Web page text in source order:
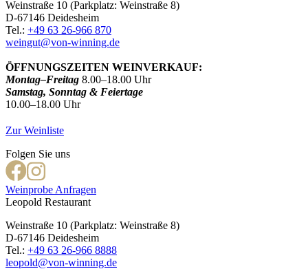
Weinstraße 10 (Parkplatz: Weinstraße 8)
D-67146 Deidesheim
Tel.: +49 63 26-966 870
weingut@von-winning.de
ÖFFNUNGSZEITEN WEINVERKAUF:
Montag–Freitag 8.00–18.00 Uhr
Samstag, Sonntag & Feiertage
10.00–18.00 Uhr
Zur Weinliste
Folgen Sie uns
Weinprobe Anfragen
Leopold Restaurant
Weinstraße 10 (Parkplatz: Weinstraße 8)
D-67146 Deidesheim
Tel.: +49 63 26-966 8888
leopold@von-winning.de